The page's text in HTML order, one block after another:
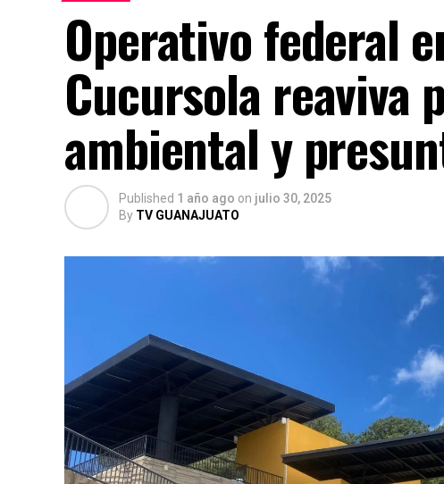
Operativo federal
Cucursola reaviva
ambiental y
Published 1 año ago on julio 30, 2025
By TV GUANAJUATO